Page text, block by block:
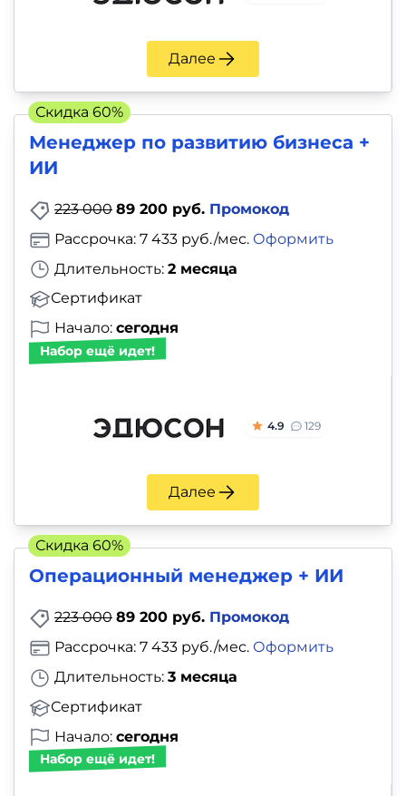
Далее
Менеджер по развитию бизнеса +
ИИ
223 000 89 200 руб. Промокод
Длительность: 2 месяца
Сертификат
Рассрочка: 7 433 руб./мес. Оформить
Начало: сегодня
Набор ещё идет!
4.9 129
Далее
Скидка 60%
Операционный менеджер + ИИ
223 000 89 200 руб. Промокод
Длительность: 3 месяца
Сертификат
Рассрочка: 7 433 руб./мес. Оформить
Начало: сегодня
Набор ещё идет!
Скидка 60%